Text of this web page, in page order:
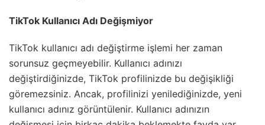
TikTok Kullanıcı Adı Değişmiyor
TikTok kullanıcı adı değiştirme işlemi her zaman
sorunsuz geçmeyebilir. Kullanıcı adınızı
değiştirdiğinizde, TikTok profilinizde bu değişikliği
göremezsiniz. Ancak, profilinizi yenilediğinizde, yeni
kullanıcı adınız görüntülenir. Kullanıcı adınızın